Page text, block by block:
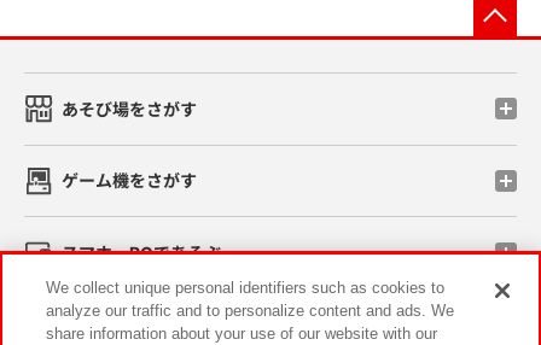
あそび場をさがす
ゲーム機をさがす
スマホ・PCであそぶ
イベント・キャンペーン
We collect unique personal identifiers such as cookies to
analyze our traffic and to personalize content and ads. We
share information about your use of our website with our